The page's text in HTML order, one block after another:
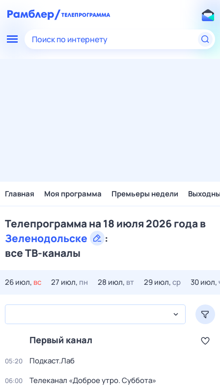
Поиск по интернету
Главная Моя программа Премьеры недели
Телепрограмма на 18 июля 2026 года в
Зеленодольске
:
все ТВ-каналы
26 июл, вс 27 июл, пн 28 июл, вт 29 июл,ср 30 июл,
Первый канал
05:20 Подкаст.Лаб
06:00 Телеканал «Доброе утро. Суббота»